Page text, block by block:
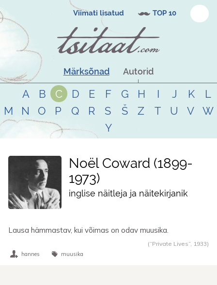
Viimati lisatud TOP 10
Märksõnad Autorid
A B C D E F G H I J K
L
M
N O P Q R S Š Z T U V
W
Y
Noël Coward 1899-
1973
inglise näitleja ja näitekirjanik
Lausa hämmastav, kui võimas on odav muusika.
(“Private Lives”, 1933)
hannes muusika